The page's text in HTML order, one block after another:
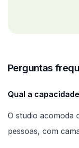
Perguntas
Qual a
O studio acomoda
pessoas, com